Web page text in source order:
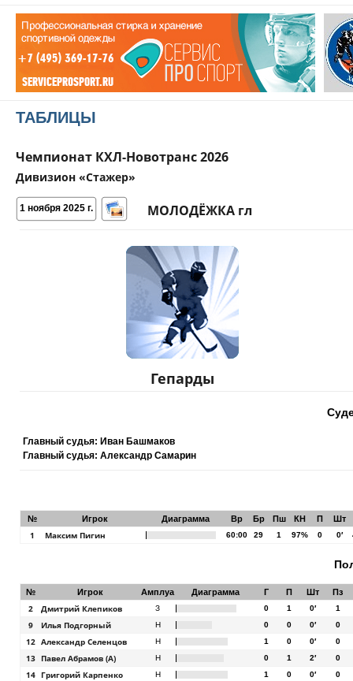
ТАБЛИЦЫ
Чемпионат КХЛ-Новотранс 2026
Дивизион «Стажер»
1 ноября 2025 г. МОЛОДЁЖКА гл
Гепарды
Главный судья: Иван Башмаков
Главный судья: Александр Самарин
№ Игрок Диаграмма Вр Бр Пш КН П Шт
1 Максим Пигин 60:00 29 1 97% 0 0′
№ Игрок Амплуа Диаграмма Г П Шт Пз
2 Дмитрий Клепиков З 0 1 0′ 1
9 Илья Подгорный Н 0 0 0′ 0
12 Александр Селенцов Н 1 0 0′ 0
13 Павел Абрамов (А) Н 0 1 2′ 0
14 Григорий Карпенко Н 1 0 0′ 0